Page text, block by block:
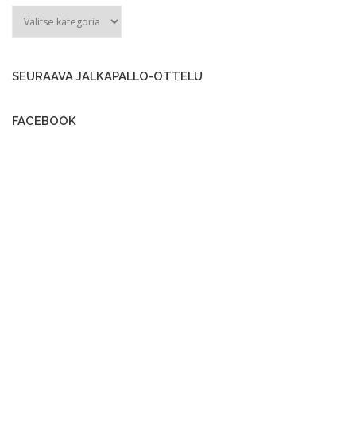
SEURAAVA JALKAPALLO-OTTELU
FACEBOOK